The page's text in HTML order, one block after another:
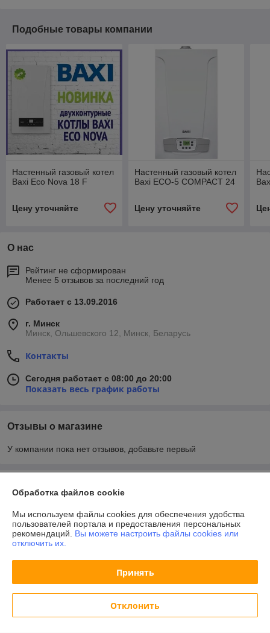
Подобные товары компании
Настенный газовый котел
Baxi Eco Nova 18 F
Цену уточняйте
Настенный газовый котел
Baxi ECO-5 COMPACT 24
Цену уточняйте
О нас
Рейтинг не сформирован
Менее 5 отзывов за последний год
Работает с 13.09.2016
г. Минск
Минск, Ольшевского 12, Минск, Беларусь
Контакты
Сегодня работает с 08:00 до 20:00
Показать весь график работы
Отзывы о магазине
У компании пока нет отзывов, добавьте первый
Контакты
Доставка и оплата
Полная версия сайта
Обработка файлов cookie
Мы используем файлы cookies для обеспечения удобства
пользователей портала и предоставления персональных
рекомендаций. Вы можете настроить файлы cookies или
отключить их.
Принять
Отклонить